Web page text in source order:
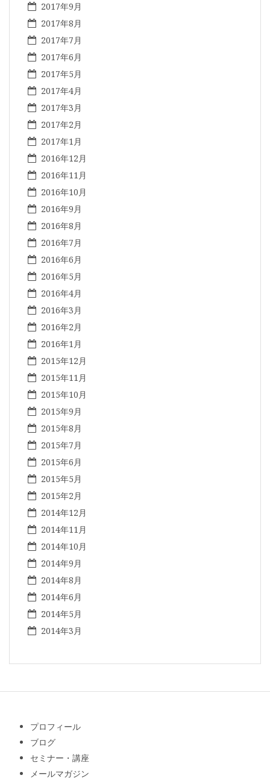
2017年9月
2017年8月
2017年7月
2017年6月
2017年5月
2017年4月
2017年3月
2017年2月
2017年1月
2016年12月
2016年11月
2016年10月
2016年9月
2016年8月
2016年7月
2016年6月
2016年5月
2016年4月
2016年3月
2016年2月
2016年1月
2015年12月
2015年11月
2015年10月
2015年9月
2015年8月
2015年7月
2015年6月
2015年5月
2015年2月
2014年12月
2014年11月
2014年10月
2014年9月
2014年8月
2014年6月
2014年5月
2014年3月
プロフィール
ブログ
セミナー・講座
メールマガジン